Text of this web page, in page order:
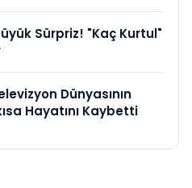
Sürpriz! "Kaç Kurtul"
Dünyasının
Hayatını Kaybetti